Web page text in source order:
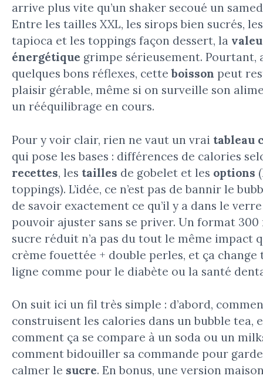
arrive plus vite qu’un shaker secoué un
Entre les tailles XXL, les sirops bien sucrés,
tapioca et les toppings façon dessert, la
énergétique grimpe sérieusement. Pourtant,
quelques bons réflexes, cetteboisson peut
plaisir gérable, même si on surveille son
un rééquilibrage en cours.
Pour y voir clair, rien ne vaut un vrai tableau
qui pose les bases : différences de calories
recettes, les tailles de gobelet et les options
toppings). L’idée, ce n’est pas de bannir le
de savoir exactement ce qu’il y a dans le
pouvoir ajuster sans se priver. Un format 300
sucre réduit n’a pas du tout le même impact
crème fouettée + double perles, et ça
ligne comme pour le diabète ou la santé
On suit ici un fil très simple : d’abord,
construisent les calories dans un bubble tea,
comment ça se compare à un soda ou un
comment bidouiller sa commande pour
calmer le sucre. En bonus, une version